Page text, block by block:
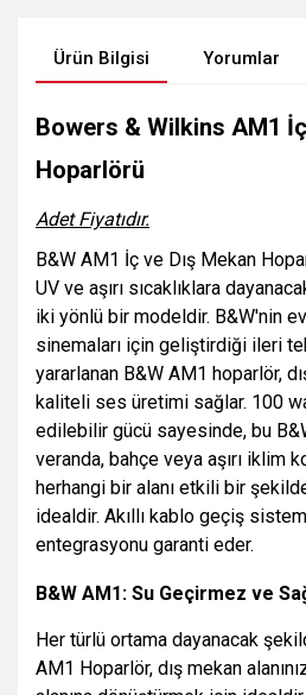
Ürün Bilgisi Yorumlar
Bowers & Wilkins AM1
Hoparlörü
Adet Fiyatıdır.
B&W AM1 İç ve Dış Mekan
UV ve aşırı sıcaklıklara
iki yönlü bir modeldir. B&W'nin
sinemaları için geliştirdiği ileri
yararlanan B&W AM1 hoparlör,
kaliteli ses üretimi sağlar. 100
edilebilir gücü sayesinde, bu
veranda, bahçe veya aşırı iklim
herhangi bir alanı etkili bir
idealdir. Akıllı kablo geçiş
entegrasyonu garanti eder.
B&W AM1: Su Geçirmez ve
Her türlü ortama dayanacak
AM1 Hoparlör, dış mekan